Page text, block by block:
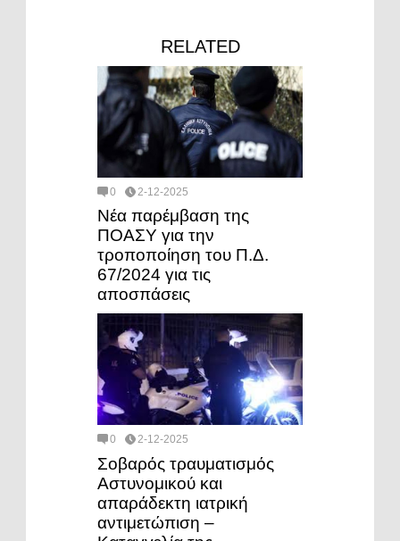
RELATED
0 2-12-2025
Νέα παρέμβαση της
ΠΟΑΣΥ για την
τροποποίηση του Π.Δ.
67/2024 για τις
αποσπάσεις
0 2-12-2025
Σοβαρός τραυματισμός
Αστυνομικού και
απαράδεκτη ιατρική
αντιμετώπιση –